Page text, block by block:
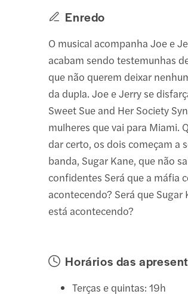
Enredo
O musical acompanha Joe e
acabam sendo testemunhas
que não querem deixar
da dupla. Joe e Jerry se
Sweet Sue and Her Society
mulheres que vai para Miami.
dar certo, os dois começam a
banda, Sugar Kane, que não
confidentes Será que a máfia
acontecendo? Será que
está acontecendo?
Horários das
Terças e quintas: 19h